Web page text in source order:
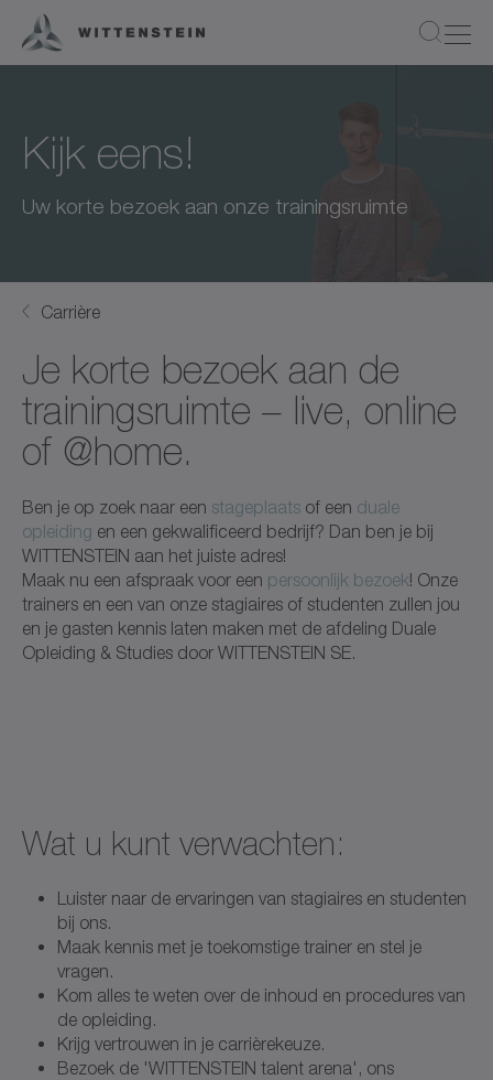
Kijk eens!
Uw korte bezoek aan onze trainingsruimte
Carrière
Je korte bezoek aan de
trainingsruimte – live, online
of @home.
Ben je op zoek naar een stageplaats of een duale
opleiding en een gekwalificeerd bedrijf? Dan ben je bij
WITTENSTEIN aan het juiste adres!
Maak nu een afspraak voor een persoonlijk bezoek! Onze
trainers en een van onze stagiaires of studenten zullen jou
en je gasten kennis laten maken met de afdeling Duale
Opleiding & Studies door WITTENSTEIN SE.
Wat u kunt verwachten:
Luister naar de ervaringen van stagiaires en studenten
bij ons.
Maak kennis met je toekomstige trainer en stel je
vragen.
Kom alles te weten over de inhoud en procedures van
de opleiding.
Krijg vertrouwen in je carrièrekeuze.
Bezoek de 'WITTENSTEIN talent arena', ons